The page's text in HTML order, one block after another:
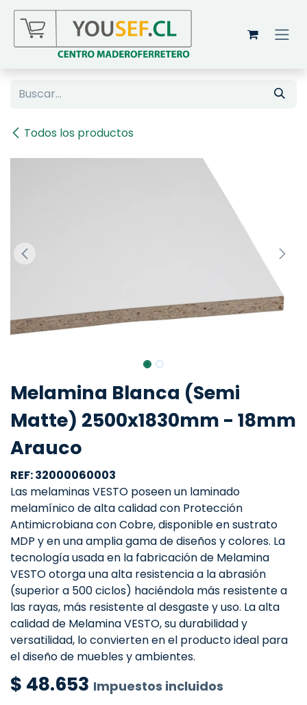
Ir al contenido
Todos los productos
Melamina Blanca (Semi
Matte) 2500x1830mm - 18mm
Arauco
REF: 32000060003
Las melaminas VESTO poseen un laminado
melamínico de alta calidad con Protección
Antimicrobiana con Cobre, disponible en sustrato
MDP y en una amplia gama de diseños y colores. La
tecnología usada en la fabricación de Melamina
VESTO otorga una alta resistencia a la abrasión
(superior a 500 ciclos) haciéndola más resistente a
las rayas, más resistente al desgaste y uso. La alta
calidad de Melamina VESTO, su durabilidad y
versatilidad, lo convierten en el producto ideal para
el diseño de muebles y ambientes.
$ 48.653 Impuestos incluidos